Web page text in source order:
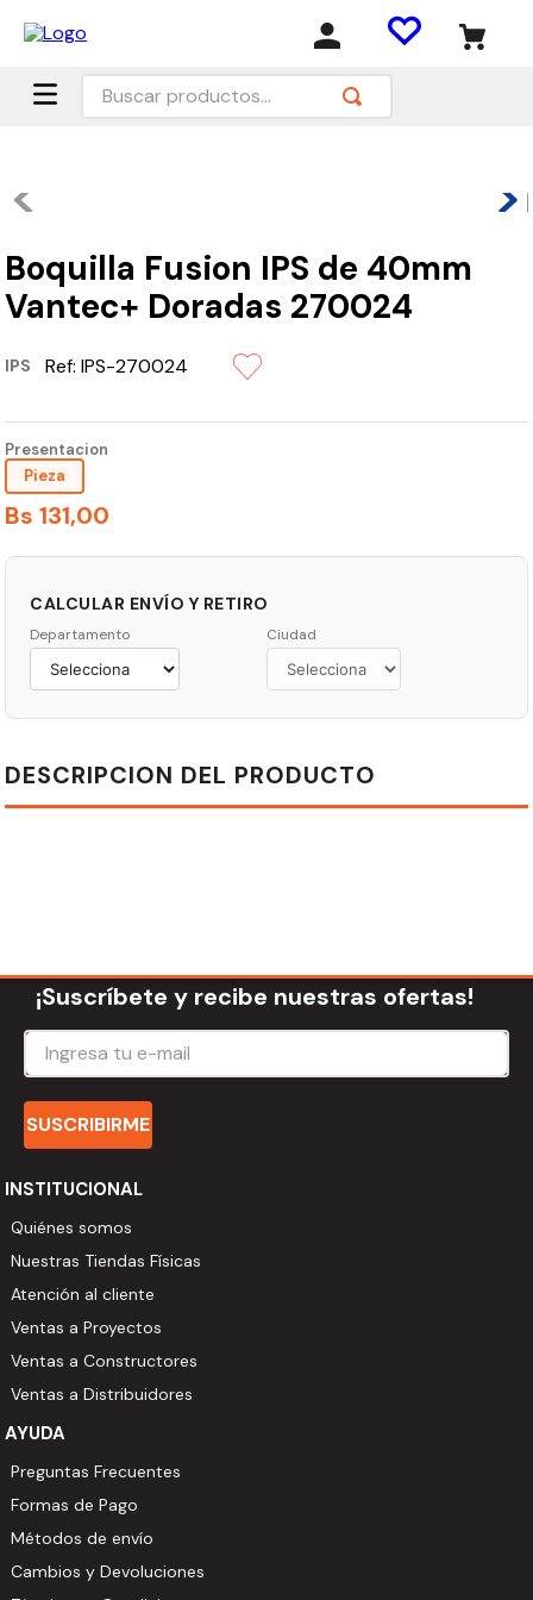
Buscar productos...
Boquilla Fusion IPS de 40mm
Vantec+ Doradas 270024
IPS Ref:IPS-270024
Presentacion
Pieza
Bs 131,00
CALCULAR ENVÍO Y RETIRO
Departamento Ciudad
DESCRIPCION DEL PRODUCTO
¡Suscríbete y recibe nuestras ofertas!
SUSCRIBIRME
INSTITUCIONAL
Quiénes somos
Nuestras Tiendas Físicas
Atención al cliente
Ventas a Proyectos
Ventas a Constructores
Ventas a Distribuidores
AYUDA
Preguntas Frecuentes
Formas de Pago
Métodos de envío
Cambios y Devoluciones